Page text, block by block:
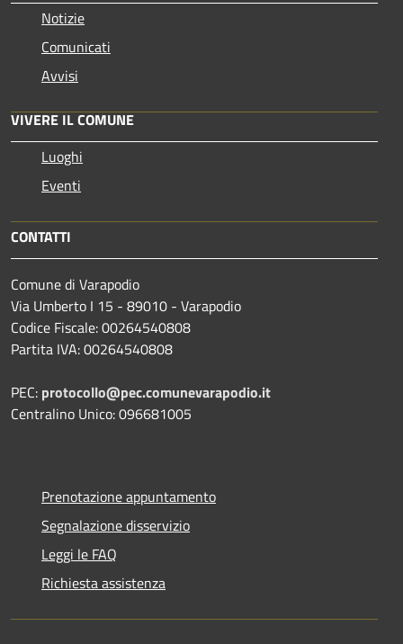
Notizie
Comunicati
Avvisi
VIVERE IL COMUNE
Luoghi
Eventi
CONTATTI
Comune di Varapodio
Via Umberto I 15 - 89010 - Varapodio
Codice Fiscale: 00264540808
Partita IVA: 00264540808
PEC: protocollo@pec.comunevarapodio.it
Centralino Unico: 096681005
Prenotazione appuntamento
Segnalazione disservizio
Leggi le FAQ
Richiesta assistenza